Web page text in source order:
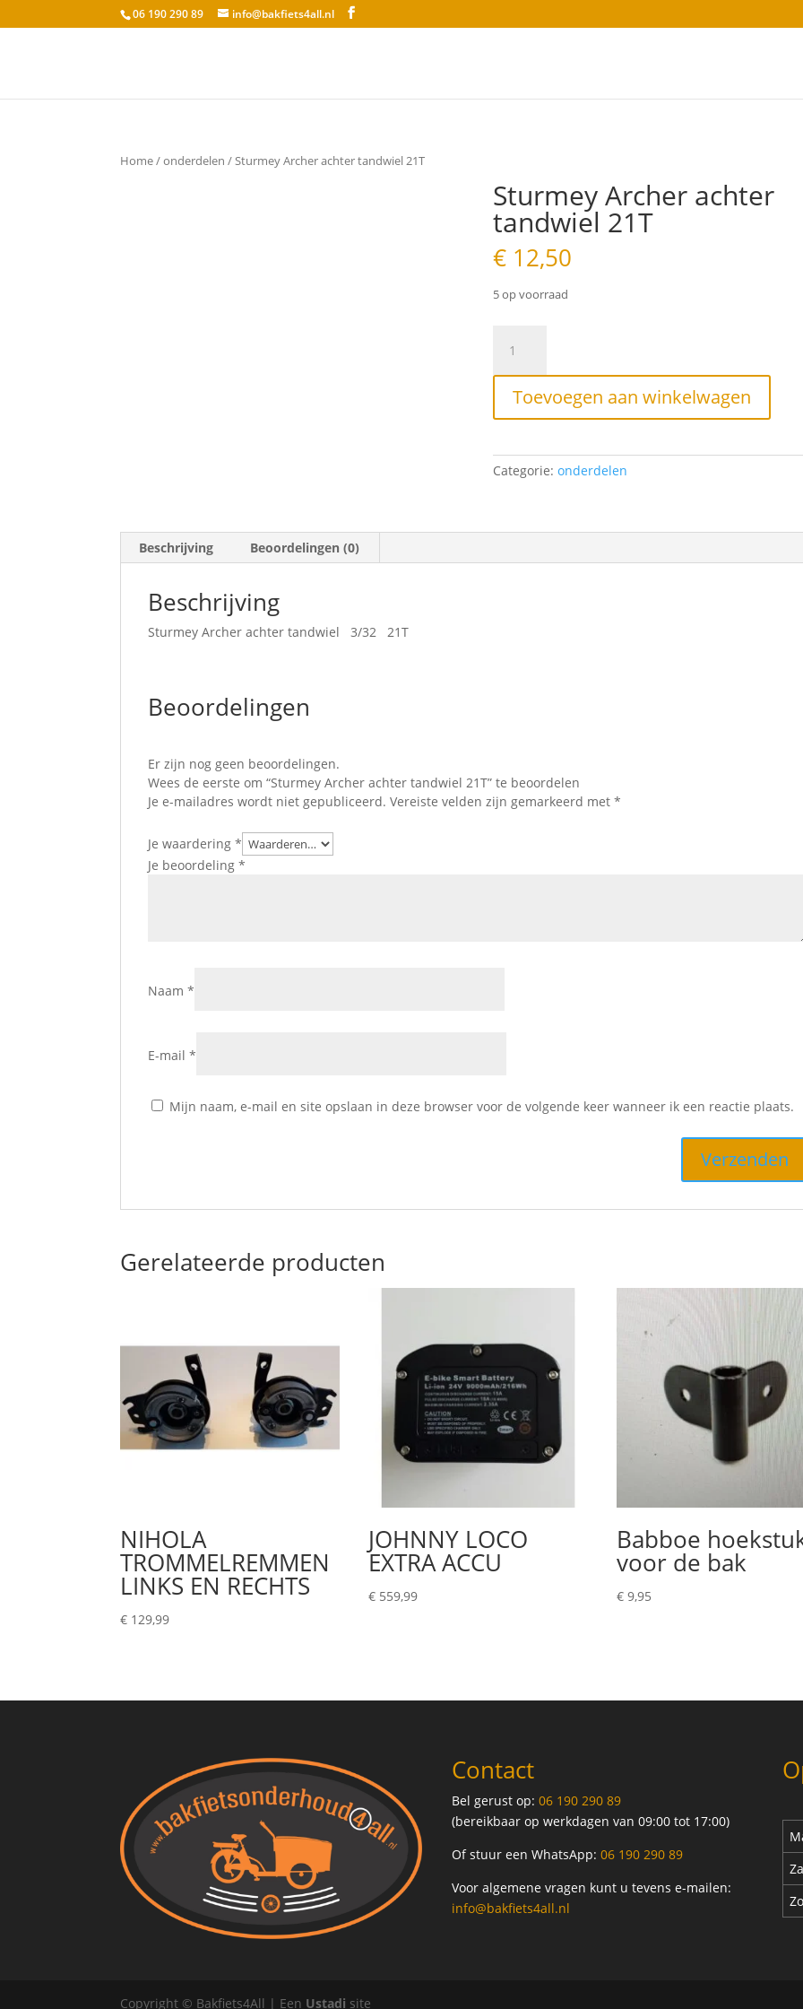
06 190 290 89 info@bakfiets4all.nl
Home/onderdelen / Sturmey Archer achter tandwiel 21T
Sturmey Archer achter
tandwiel 21T
€12,50
5 op voorraad
Archer
achter
tandwiel
Toevoegen aan winkelwagen
Categorie: onderdelen
Beschrijving Beoordelingen (0)
Beschrijving
Sturmey Archer achter tandwiel 3/32 21T
Beoordelingen
Er zijn nog geen beoordelingen.
Wees de eerste om “Sturmey Archer achter tandwiel 21T” te beoordelen
Je e-mailadres wordt niet gepubliceerd. Vereiste velden zijn gemarkeerd met*
Je waardering*
Je beoordeling*
Naam*
E-mail*
Mijn naam, e-mail en site opslaan in deze browser voor de volgende keer wanneer ik een reactie plaats.
Gerelateerde producten
NIHOLA
TROMMELREMMEN
LINKS EN RECHTS
€ 129,99
JOHNNY LOCO
EXTRA ACCU
€ 559,99
Babboe
voor de bak
€ 9,95
Contact
Bel gerust op: 06 190 290 89
(bereikbaar op werkdagen van 09:00 tot 17:00)
Of stuur een WhatsApp: 06 190 290 89
Voor algemene vragen kunt u tevens e-mailen:
info@bakfiets4all.nl
Copyright © Bakfiets4All | Een Ustadi site